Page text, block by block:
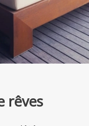
rêves